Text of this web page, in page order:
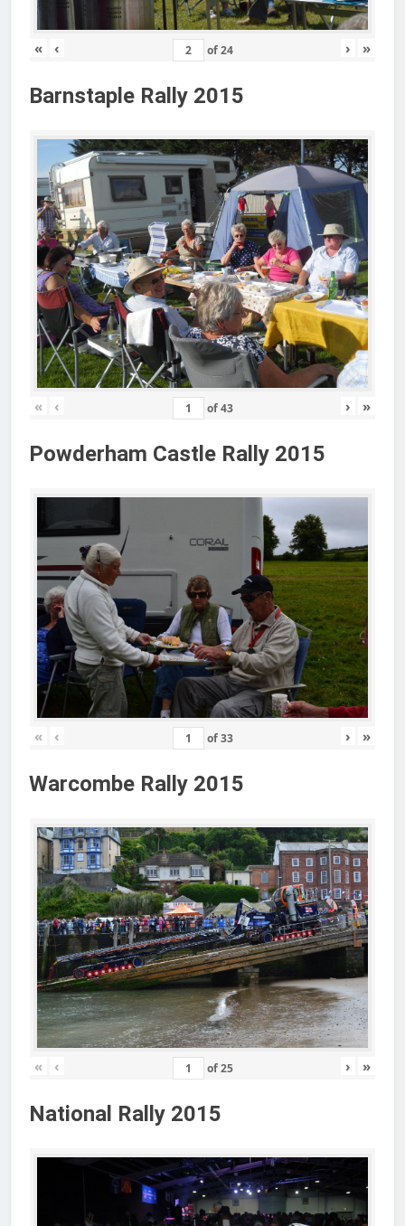
« ‹ of24 › »
Barnstaple Rally 2015
« ‹ of43 › »
Powderham Castle Rally 2015
« ‹ of33 › »
Warcombe Rally 2015
« ‹ of25 › »
National Rally 2015